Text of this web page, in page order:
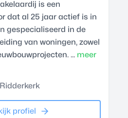
is een
dat al 25 jaar actief is in
gespecialiseerd in de
van woningen, zowel
... meer
profiel